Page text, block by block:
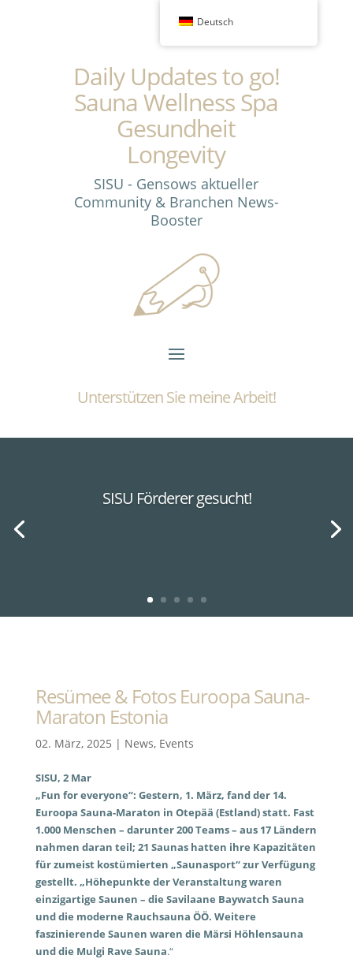
Daily Updates to go!
Sauna Wellness Spa
Gesundheit
Longevity
SISU - Gensows aktueller
Community & Branchen News-
Booster
Unterstützen Sie meine Arbeit!
SISU Förderer gesucht!
Resümee & Fotos Euroopa Sauna-
Maraton Estonia
02. März, 2025 | News, Events
SISU, 2 Mar
„Fun for everyone“: Gestern, 1. März, fand der 14.
Euroopa Sauna-Maraton in Otepää (Estland) statt. Fast
1.000 Menschen – darunter 200 Teams – aus 17 Ländern
nahmen daran teil; 21 Saunas hatten ihre Kapazitäten
für zumeist kostümierten „Saunasport“ zur Verfügung
gestellt. „Höhepunkte der Veranstaltung waren
einzigartige Saunen – die Savilaane Baywatch Sauna
und die moderne Rauchsauna ÖÖ. Weitere
faszinierende Saunen waren die Märsi Höhlensauna
und die Mulgi Rave Sauna.“
Deutsch